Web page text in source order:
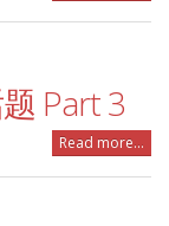
Part 3
Read more...